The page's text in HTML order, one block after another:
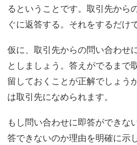
るということです。取引先から
ぐに返答する。それをするだけ
仮に、取引先からの問い合わせ
としましょう。答えがでるまで
留しておくことが正解でしょう
は取引先になめられます。
もし問い合わせに即答ができな
答できないのか理由を明確に示